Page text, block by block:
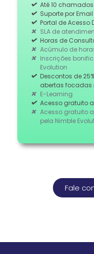
Até 10
Suporte por Email
Portal de Acesso
SLA de
Horas de
Acúmulo de
Inscrições
Evolution
Descontos de
abertas focadas
E-Learning
Acesso gratuito
Acesso gratuito
pela Nimble
Fale